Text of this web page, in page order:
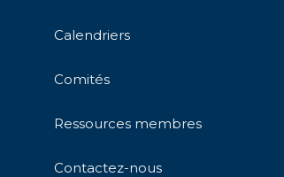
Calendriers
Comités
Ressources membres
Contactez-nous